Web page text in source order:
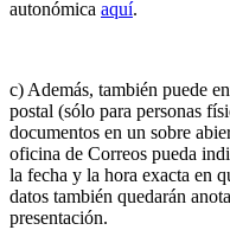
autonómica aquí.
c) Además, también puede
postal (sólo para personas
documentos en un sobre
oficina de Correos pueda
la fecha y la hora exacta en
datos también quedarán
presentación.